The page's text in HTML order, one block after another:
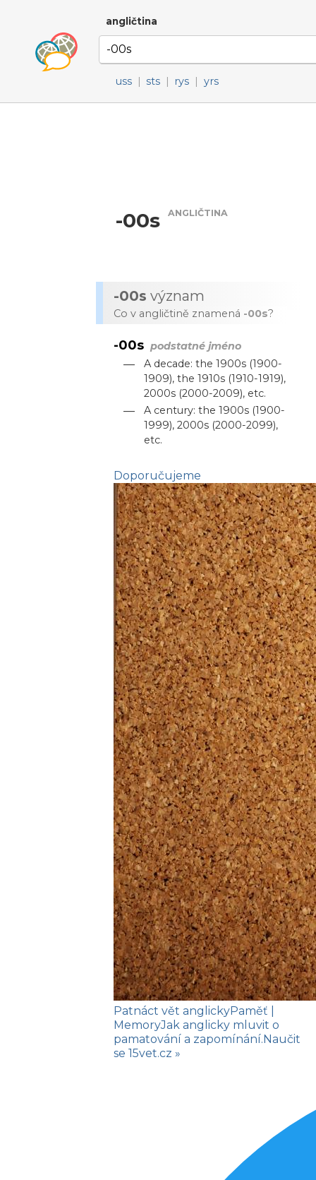
angličtina
uss | sts | rys | yrs
-00s ANGLIČTINA
-00s význam
Co v angličtině znamená -00s?
-00s podstatné jméno
—
A decade: the 1900s (1900-
1909), the 1910s (1910-1919),
2000s (2000-2009), etc.
—
A century: the 1900s (1900-
1999), 2000s (2000-2099),
etc.
Doporučujeme
Patnáct vět anglickyPaměť
MemoryJak anglicky mluvit o
pamatování a zapomínání. Naučit
se 15vet.cz »